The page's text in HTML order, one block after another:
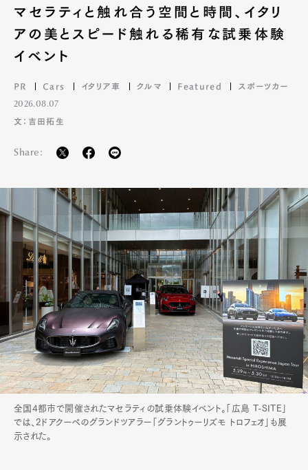
マセラティと触れ合う空間と時間、イタリ
アの美とスピード触れる稀有な試乗体験
イベント
PR Cars イタリア車 クルマ Featured スポーツカー
2026.08.07
文：吉田拓生
Share:
全国4都市で開催されたマセラティの試乗体験イベント。「広島 T-SITE」
では、2ドアクーペのグランドツアラー「グラントゥーリズモ トロフェオ」も展
示された。